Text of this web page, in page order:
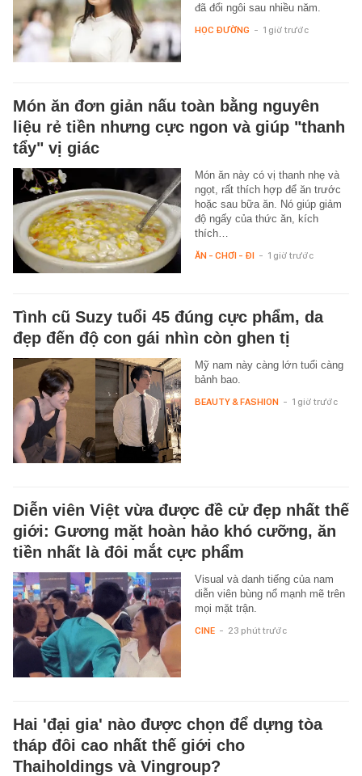
đã đổi ngôi sau nhiều năm.
HỌC ĐƯỜNG - 1 giờ trước
Món ăn đơn giản nấu toàn bằng nguyên
liệu rẻ tiền nhưng cực ngon và giúp "thanh
tẩy" vị giác
Món ăn này có vị thanh nhẹ và
ngọt, rất thích hợp để ăn trước
hoặc sau bữa ăn. Nó giúp giảm
độ ngấy của thức ăn, kích
thích…
ĂN - CHƠI - ĐI - 1 giờ trước
Tình cũ Suzy tuổi 45 đúng cực phẩm, da
đẹp đến độ con gái nhìn còn ghen tị
Mỹ nam này càng lớn tuổi càng
bảnh bao.
BEAUTY & FASHION - 1 giờ trước
Diễn viên Việt vừa được đề cử đẹp nhất thế
giới: Gương mặt hoàn hảo khó cưỡng, ăn
tiền nhất là đôi mắt cực phẩm
Visual và danh tiếng của nam
diễn viên bùng nổ mạnh mẽ trên
mọi mặt trận.
CINE - 23 phút trước
Hai 'đại gia' nào được chọn để dựng tòa
tháp đôi cao nhất thế giới cho
Thaiholdings và Vingroup?